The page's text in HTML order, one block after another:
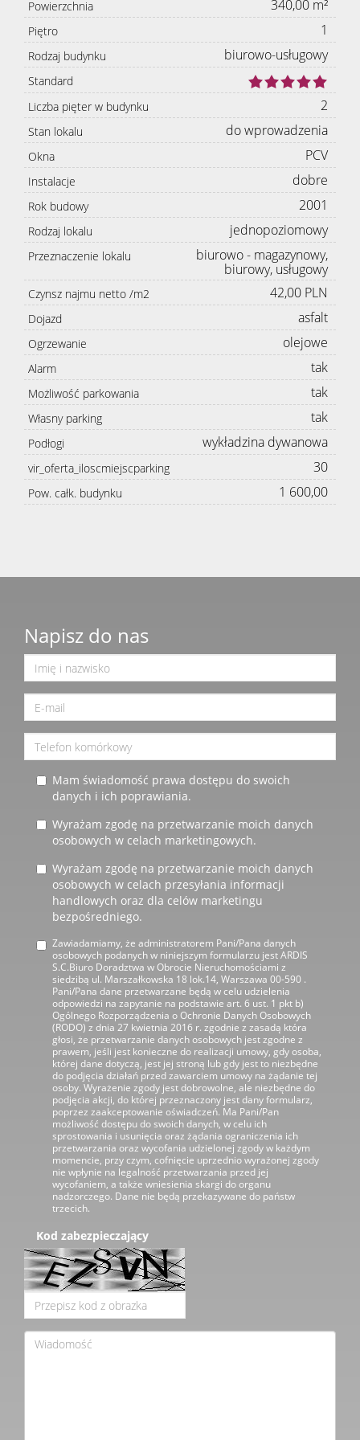
Powierzchnia 340,00 m²
Piętro 1
Rodzaj budynku biurowo-usługowy
Standard
Liczba pięter w budynku
2
Stan lokalu do wprowadzenia
Okna PCV
Instalacje dobre
Rok budowy 2001
Rodzaj lokalu jednopoziomowy
Przeznaczenie lokalu
biurowo - magazynowy,
biurowy, usługowy
Czynsz najmu netto /m2 42,00 PLN
Dojazd asfalt
Ogrzewanie olejowe
Alarm tak
Możliwość parkowania tak
Własny parking tak
Podłogi wykładzina dywanowa
vir_oferta_iloscmiejscparking 30
Pow. całk. budynku 1 600,00
Napisz do nas
Mam świadomość prawa dostępu do swoich
danych i ich poprawiania.
Wyrażam zgodę na przetwarzanie moich danych
osobowych w celach marketingowych.
Wyrażam zgodę na przetwarzanie moich danych
osobowych w celach przesyłania informacji
handlowych oraz dla celów marketingu
bezpośredniego.
Zawiadamiamy, że administratorem Pani/Pana danych
osobowych podanych w niniejszym formularzu jest ARDIS
S.C.Biuro Doradztwa w Obrocie Nieruchomościami z
siedzibą ul. Marszałkowska 18 lok.14, Warszawa 00-590 .
Pani/Pana dane przetwarzane będą w celu udzielenia
odpowiedzi na zapytanie na podstawie art. 6 ust. 1 pkt b)
Ogólnego Rozporządzenia o Ochronie Danych Osobowych
(RODO) z dnia 27 kwietnia 2016 r. zgodnie z zasadą która
głosi, że przetwarzanie danych osobowych jest zgodne z
prawem, jeśli jest konieczne do realizacji umowy, gdy osoba,
której dane dotyczą, jest jej stroną lub gdy jest to niezbędne
do podjęcia działań przed zawarciem umowy na żądanie tej
osoby. Wyrażenie zgody jest dobrowolne, ale niezbędne do
podjęcia akcji, do której przeznaczony jest dany formularz,
poprzez zaakceptowanie oświadczeń. Ma Pani/Pan
możliwość dostępu do swoich danych, w celu ich
sprostowania i usunięcia oraz żądania ograniczenia ich
przetwarzania oraz wycofania udzielonej zgody w każdym
momencie, przy czym, cofnięcie uprzednio wyrażonej zgody
nie wpłynie na legalność przetwarzania przed jej
wycofaniem, a także wniesienia skargi do organu
nadzorczego. Dane nie będą przekazywane do państw
trzecich.
Kod zabezpieczający